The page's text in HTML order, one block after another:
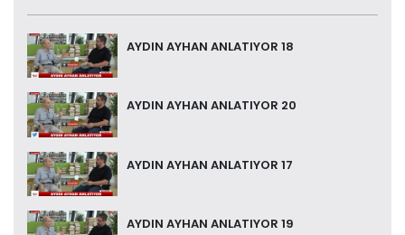
AYDIN AYHAN ANLATIYOR 18
AYDIN AYHAN ANLATIYOR 20
AYDIN AYHAN ANLATIYOR 17
AYDIN AYHAN ANLATIYOR 19